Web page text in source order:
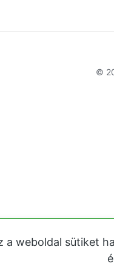
©
a weboldal sütiket